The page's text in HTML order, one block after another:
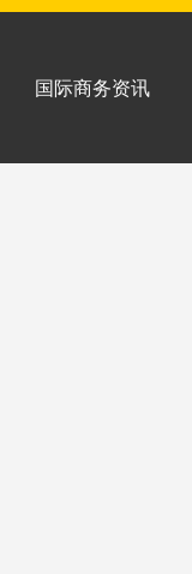
国际商务资讯